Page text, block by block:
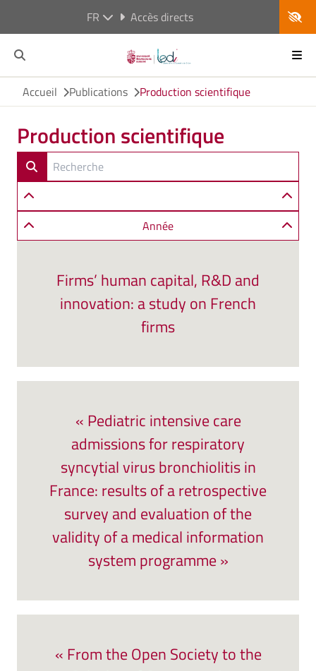
FR Accès directs
Accueil Publications Production scientifique
Production scientifique
Année
Firms’ human capital, R&D and
innovation: a study on French
firms
« Pediatric intensive care
admissions for respiratory
syncytial virus bronchiolitis in
France: results of a retrospective
survey and evaluation of the
validity of a medical information
system programme »
« From the Open Society to the